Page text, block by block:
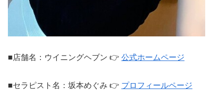
■店舗名：ウイニングヘブン 👉 公式ホームページ
■セラピスト名：坂本めぐみ 👉 プロフィールページ